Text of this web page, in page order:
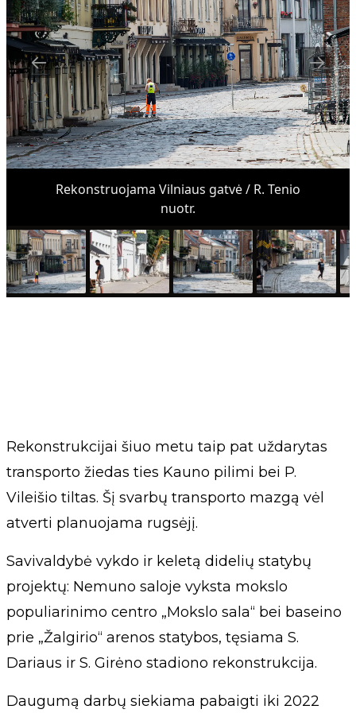
Rekonstruojama Vilniaus gatvė / R. Tenio
nuotr.
Rekonstrukcijai šiuo metu taip pat uždarytas
transporto žiedas ties Kauno pilimi bei P.
Vileišio tiltas. Šį svarbų transporto mazgą vėl
atverti planuojama rugsėjį.
Savivaldybė vykdo ir keletą didelių statybų
projektų: Nemuno saloje vyksta mokslo
populiarinimo centro „Mokslo sala“ bei baseino
prie „Žalgirio“ arenos statybos, tęsiama S.
Dariaus ir S. Girėno stadiono rekonstrukcija.
Daugumą darbų siekiama pabaigti iki 2022